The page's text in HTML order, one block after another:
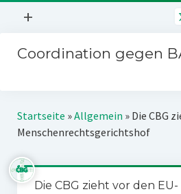
Menü
+
Mitmachen
Über uns
Kontakt
Impressum
Coordination gegen
Kampagnen
Stichwort BAYER
Startseite »Allgemein » Die CBG
Menschenrechtsgerichtshof
Die CBG zieht vor den EU-